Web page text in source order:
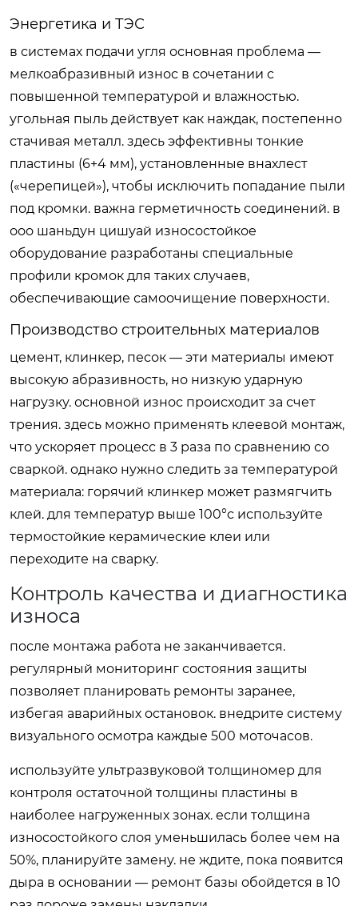
Энергетика и ТЭС
в системах подачи угля основная проблема —
мелкоабразивный износ в сочетании с
повышенной температурой и влажностью.
угольная пыль действует как наждак, постепенно
стачивая металл. здесь эффективны тонкие
пластины (6+4 мм), установленные внахлест
(«черепицей»), чтобы исключить попадание пыли
под кромки. важна герметичность соединений. в
ооо шаньдун цишуай износостойкое
оборудование разработаны специальные
профили кромок для таких случаев,
обеспечивающие самоочищение поверхности.
Производство строительных материалов
цемент, клинкер, песок — эти материалы имеют
высокую абразивность, но низкую ударную
нагрузку. основной износ происходит за счет
трения. здесь можно применять клеевой монтаж,
что ускоряет процесс в 3 раза по сравнению со
сваркой. однако нужно следить за температурой
материала: горячий клинкер может размягчить
клей. для температур выше 100°c используйте
термостойкие керамические клеи или
переходите на сварку.
Контроль качества и диагностика
износа
после монтажа работа не заканчивается.
регулярный мониторинг состояния защиты
позволяет планировать ремонты заранее,
избегая аварийных остановок. внедрите систему
визуального осмотра каждые 500 моточасов.
используйте ультразвуковой толщиномер для
контроля остаточной толщины пластины в
наиболее нагруженных зонах. если толщина
износостойкого слоя уменьшилась более чем на
50%, планируйте замену. не ждите, пока появится
дыра в основании — ремонт базы обойдется в 10